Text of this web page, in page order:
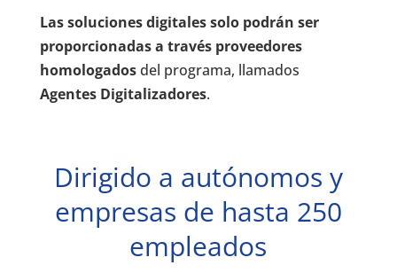
Las soluciones digitales solo podrán ser
proporcionadas a través proveedores
homologadosdel programa, llamados
Agentes Digitalizadores.
Dirigido a autónomos y
empresas de hasta 250
empleados